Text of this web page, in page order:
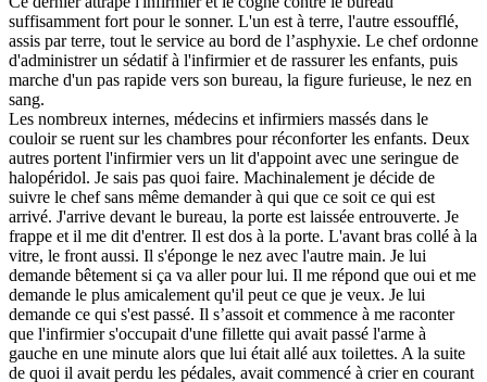
suffisamment fort pour le sonner. L'un est à terre, l'autre essoufflé,
assis par terre, tout le service au bord de l’asphyxie. Le chef ordonne
d'administrer un sédatif à l'infirmier et de rassurer les enfants, puis
marche d'un pas rapide vers son bureau, la figure furieuse, le nez en
sang.
Les nombreux internes, médecins et infirmiers massés dans le
couloir se ruent sur les chambres pour réconforter les enfants. Deux
autres portent l'infirmier vers un lit d'appoint avec une seringue de
halopéridol. Je sais pas quoi faire. Machinalement je décide de
suivre le chef sans même demander à qui que ce soit ce qui est
arrivé. J'arrive devant le bureau, la porte est laissée entrouverte. Je
frappe et il me dit d'entrer. Il est dos à la porte. L'avant bras collé à la
vitre, le front aussi. Il s'éponge le nez avec l'autre main. Je lui
demande bêtement si ça va aller pour lui. Il me répond que oui et me
demande le plus amicalement qu'il peut ce que je veux. Je lui
demande ce qui s'est passé. Il s’assoit et commence à me raconter
que l'infirmier s'occupait d'une fillette qui avait passé l'arme à
gauche en une minute alors que lui était allé aux toilettes. A la suite
de quoi il avait perdu les pédales, avait commencé à crier en courant